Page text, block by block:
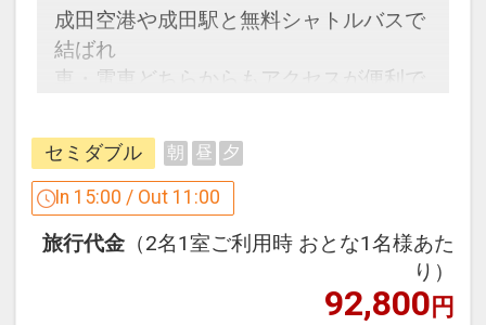
設定期間：2026年4月1日～2027年3月
31日
インターネットコース番号：DP-1-
成田空港や成田駅と無料シャトルバスで
結ばれ
車・電車どちらからもアクセスが便利で
前後泊やビジネスの際に、是非ご利用く
ださい。
●滞在中フィットネスセンターをご利用
セミダブル 朝 昼 夕
In 15:00 / Out 11:00
旅行代金 （2名1室ご利用時 おとな1名様あた
り）
92,800円